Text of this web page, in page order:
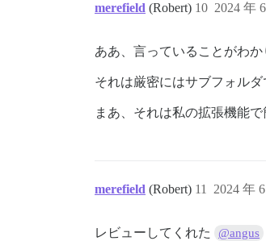
merefield (Robert) 2024 年
10
ああ、言っていることがわか
それは厳密にはサブフォル
まあ、それは私の拡張機能で
merefield (Robert) 2024 年
11
レビューしてくれた @angus